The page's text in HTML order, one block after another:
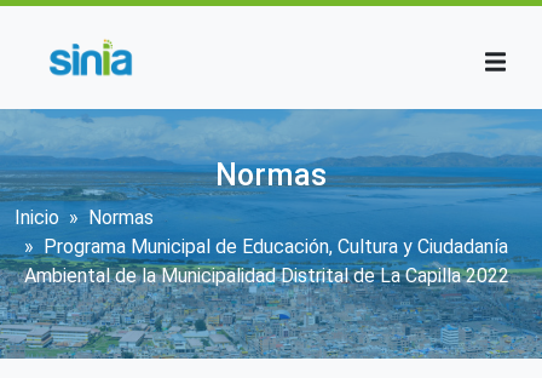
Normas
Sobrescribir enlaces de ayuda a la
Inicio
Normas
Programa Municipal de Educación, Cultura y Ciudadanía
Ambiental de la Municipalidad Distrital de La Capilla 2022